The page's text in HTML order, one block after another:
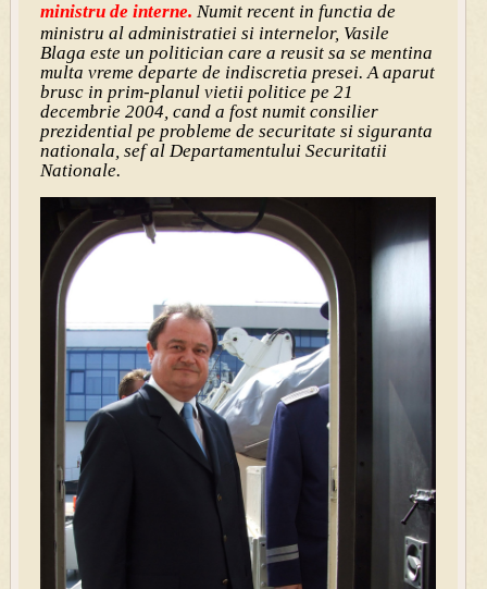
ministru de interne. Numit recent in functia de
ministru al administratiei si internelor, Vasile
Blaga este un politician care a reusit sa se mentina
multa vreme departe de indiscretia presei. A aparut
brusc in prim-planul vietii politice pe 21
decembrie 2004, cand a fost numit consilier
prezidential pe probleme de securitate si siguranta
nationala, sef al Departamentului Securitatii
Nationale.